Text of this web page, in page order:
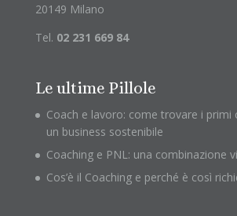
20149 Milano
Tel. 02 231 669 84
Le ultime Pillole
Coach e lavoro: come trovare i primi
un business sostenibile
Coaching e PNL: una combinazione
Cos’è il Coaching e perché è così